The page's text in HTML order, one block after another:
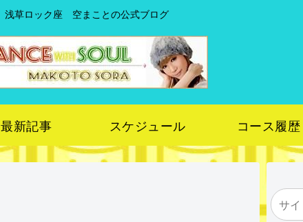
浅草ロック座 空まことの公式ブログ
最新記事 スケジュール コース履歴